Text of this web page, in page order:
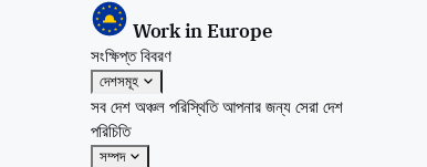
Work in Europe
সংক্ষিপ্ত বিবরণ
দেশসমূহ
সব দেশ অঞ্চল পরিস্থিতিআপনার জন্য সেরা দেশ
পরিচিতি
সম্পদ